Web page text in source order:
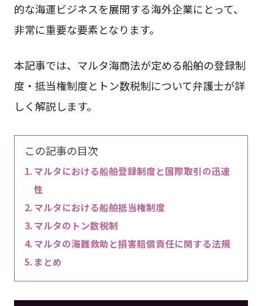
的な海運ビジネスを展開する海外企業にとって、
非常に重要な要素となります。
本記事では、マルタ海商法が定める船舶の登録制
度・抵当権制度とトン数税制について弁護士が詳
しく解説します。
この記事の目次
マルタにおける船舶登録制度と国際取引の迅速
性
マルタにおける船舶抵当権制度
マルタのトン数税制
マルタの海難救助と損害賠償責任に関する法規
まとめ